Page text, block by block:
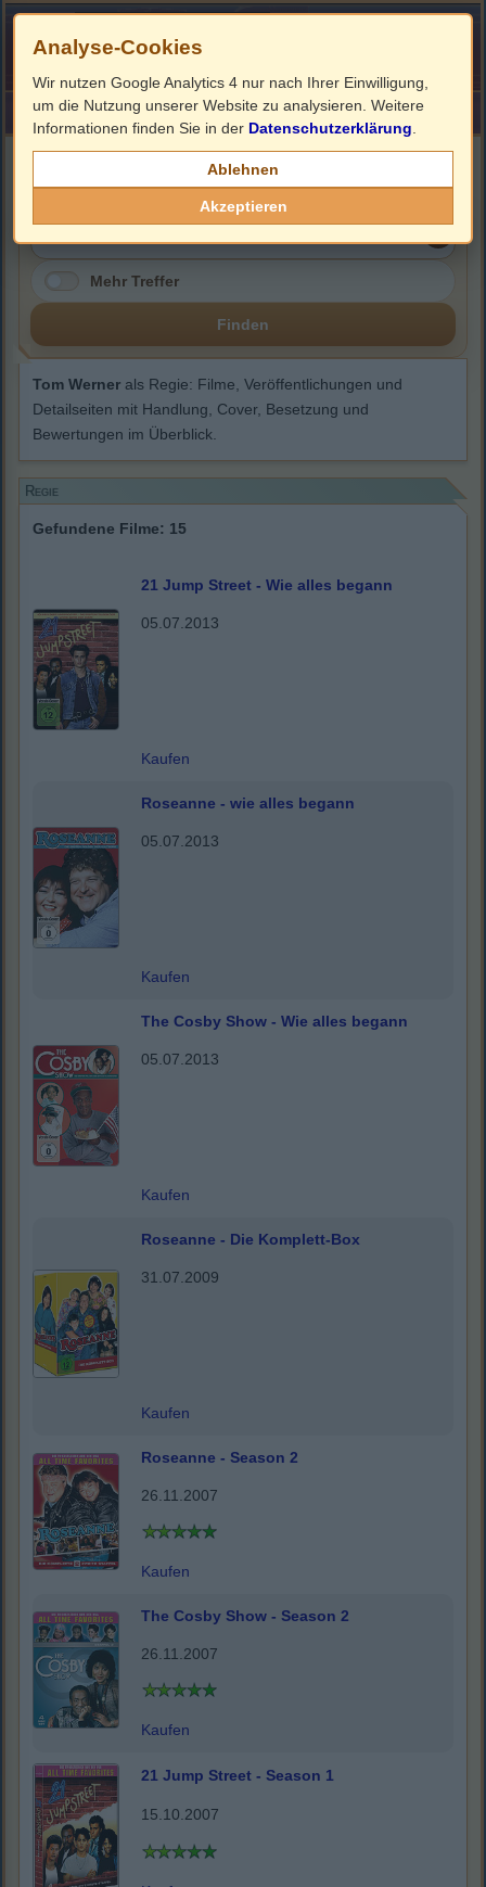
HOME ImpressumLinks
Mehr Treffer
Finden
Tom Werner als Regie: Filme, Veröffentlichungen und
Detailseiten mit Handlung, Cover, Besetzung und
Bewertungen im Überblick.
Regie
Gefundene Filme: 15
21 Jump Street - Wie alles begann
05.07.2013
Kaufen
Roseanne - wie alles begann
05.07.2013
Kaufen
The Cosby Show - Wie alles begann
05.07.2013
Kaufen
Roseanne - Die Komplett-Box
31.07.2009
Kaufen
Roseanne - Season 2
26.11.2007
Kaufen
The Cosby Show - Season 2
26.11.2007
Kaufen
21 Jump Street - Season 1
15.10.2007
Analyse-Cookies
Wir nutzen Google Analytics 4 nur nach Ihrer Einwilligung,
um die Nutzung unserer Website zu analysieren. Weitere
Informationen finden Sie in der Datenschutzerklärung
Ablehnen
Akzeptieren